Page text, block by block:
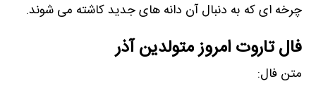
چرخه ای که به دنبال آن دانه های جدید کاشته می شوند.
فال تاروت امروز متولدین آذر
متن فال: